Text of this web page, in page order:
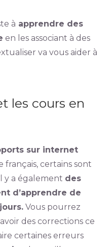
à apprendre des
en les associant à des
va vous aider à
les cours en
sur internet
certains sont
y a également des
d’apprendre de
Vous pourrez
des corrections ce
certaines erreurs